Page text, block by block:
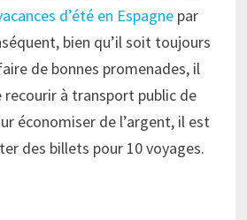
d’été en Espagne par
bien qu’il soit toujours
de bonnes promenades, il
à transport public de
économiser de l’argent, il est
des billets pour 10 voyages.